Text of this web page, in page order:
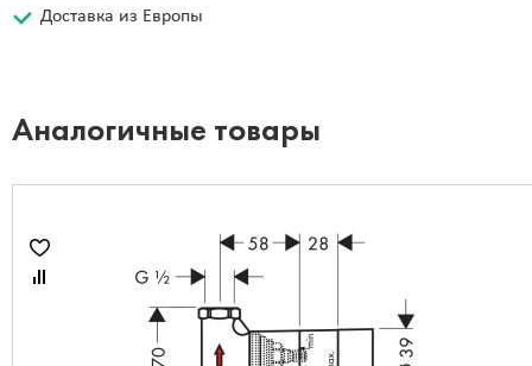
Доставка из Европы
Аналогичные товары